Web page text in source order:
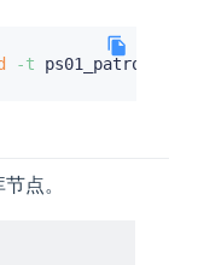
-t
点。